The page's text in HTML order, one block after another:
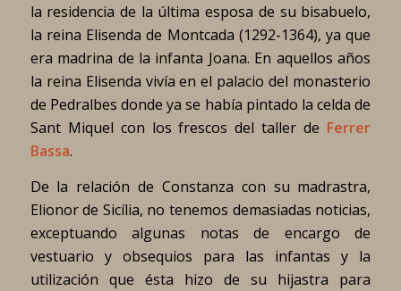
la residencia de la última esposa de su bisabuelo,
la reina Elisenda de Montcada (1292-1364), ya que
era madrina de la infanta Joana. En aquellos años
la reina Elisenda vivía en el palacio del monasterio
de Pedralbes donde ya se había pintado la celda de
Sant Miquel con los frescos del taller de Ferrer
Bassa.
De la relación de Constanza con su madrastra,
Elionor de Sicília, no tenemos demasiadas noticias,
exceptuando algunas notas de encargo de
vestuario y obsequios para las infantas y la
utilización que ésta hizo de su hijastra para